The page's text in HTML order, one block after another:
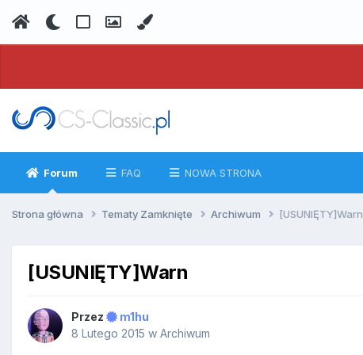
Forum FAQ NOWA STRONA
Strona główna Tematy Zamknięte Archiwum [USUNIĘTY]Warn
[USUNIĘTY]Warn
Przez
m1hu
8 Lutego 2015 w Archiwum